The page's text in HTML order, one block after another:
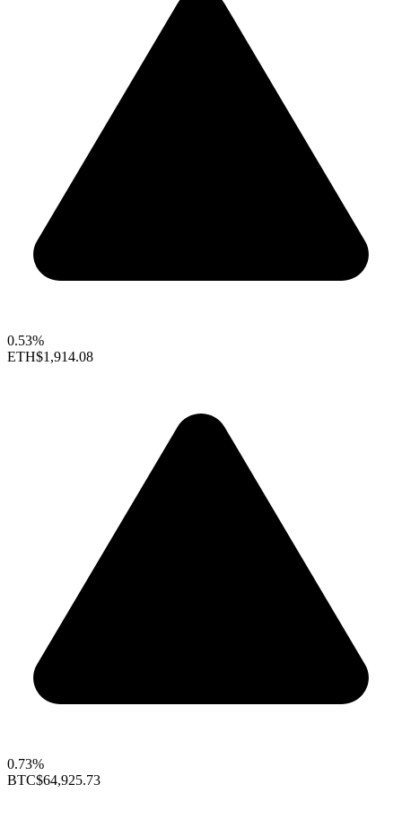
0.53%
ETH$1,914.08
0.73%
BTC$64,925.73